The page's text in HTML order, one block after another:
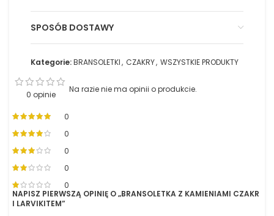
SPOSÓB DOSTAWY
Kategorie:BRANSOLETKI, CZAKRY, WSZYSTKIE PRODUKTY
0 opinie
0
0
0
0
0
Na razie nie ma opinii o produkcie.
NAPISZ PIERWSZĄ OPINIĘ O „BRANSOLETKA Z KAMIENIAMI CZAKR
I LARVIKITEM”